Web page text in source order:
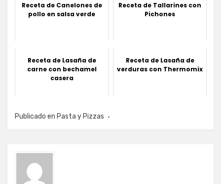
Receta de Canelones de
pollo en salsa verde
Receta de Tallarines con
Pichones
Receta de Lasaña de
carne con bechamel
casera
Receta de Lasaña de
verduras con Thermomix
Publicado en Pasta y Pizzas